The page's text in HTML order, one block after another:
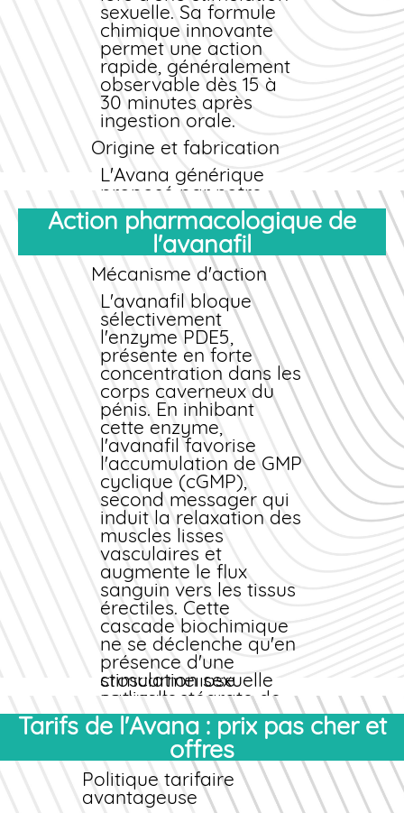
sexuelle. Sa formule
chimique innovante
permet une action
rapide, généralement
observable dès 15 à
30 minutes après
ingestion orale.
Origine et fabrication
L'Avana générique
proposé par notre
pharmacie provient de
laboratoires
européens agréés
(Mylan, Teva, Krka),
garantissant une
conformité stricte aux
bonnes pratiques de
fabrication
pharmaceutique
(BPF). Chaque lot fait
l'objet de contrôles
rigoureux de pureté,
de stabilité et de
biodisponibilité.
Composition et
excipients
Chaque comprimé
d'Avana contient de
l'avanafil comme
substance active,
associé à des
excipients inertes :
lactose monohydraté,
cellulose
microcristalline,
croscarmellose
sodique, stéarate de
magnésium et
hypromellose pour
l'enrobage. Ces
composants assurent
une libération
optimale du principe
Action pharmacologique de
l'avanafil
Mécanisme d'action
L'avanafil bloque
sélectivement
l'enzyme PDE5,
présente en forte
concentration dans les
corps caverneux du
pénis. En inhibant
cette enzyme,
l'avanafil favorise
l'accumulation de GMP
cyclique (cGMP),
second messager qui
induit la relaxation des
muscles lisses
vasculaires et
augmente le flux
sanguin vers les tissus
érectiles. Cette
cascade biochimique
ne se déclenche qu'en
présence d'une
stimulation sexuelle
naturelle.
Délai d'action et durée
L'un des atouts
majeurs de l'avanafil
réside dans sa rapidité
Tarifs de l'Avana : prix pas cher et
offres
Politique tarifaire
avantageuse